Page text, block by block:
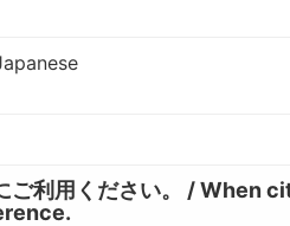
ご利用ください。 / When